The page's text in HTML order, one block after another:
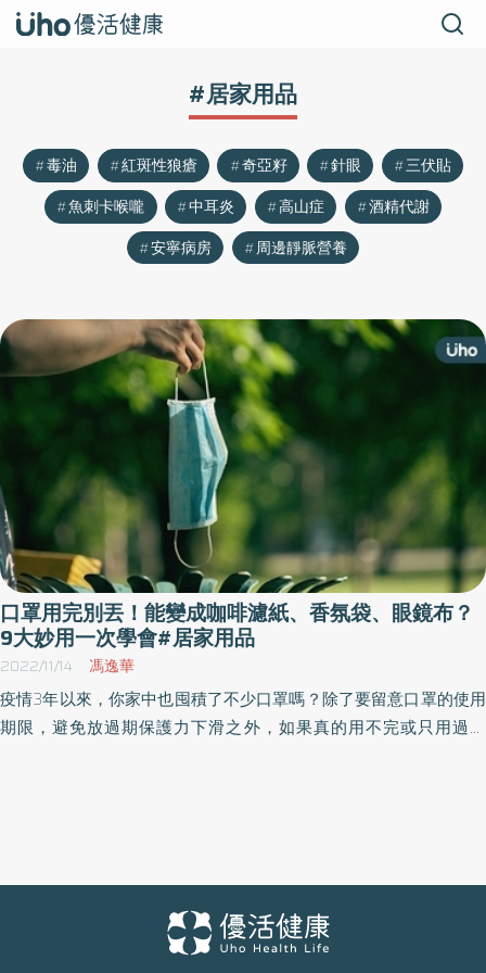
#居家用品
毒油 紅斑性狼瘡 奇亞籽 針眼
三伏貼
魚刺卡喉嚨
中耳炎 高山症
酒精代謝
安寧病房
周邊靜脈營養
口罩用完別丟！能變成咖啡濾紙、香氛袋、眼鏡布？
9大妙用一次學會#居家用品
2022/11/14 馮逸華
疫情3年以來，你家中也囤積了不少口罩嗎？除了要留意口罩的使用
期限，避免放過期保護力下滑之外，如果真的用不完或只用過一